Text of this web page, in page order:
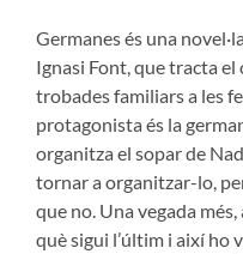
Germanes és una
Ignasi Font, que tracta el
trobades familiars a les
protagonista és la
organitza el sopar de
tornar a organitzar-lo,
que no. Una vegada
què sigui l’últim i així ho